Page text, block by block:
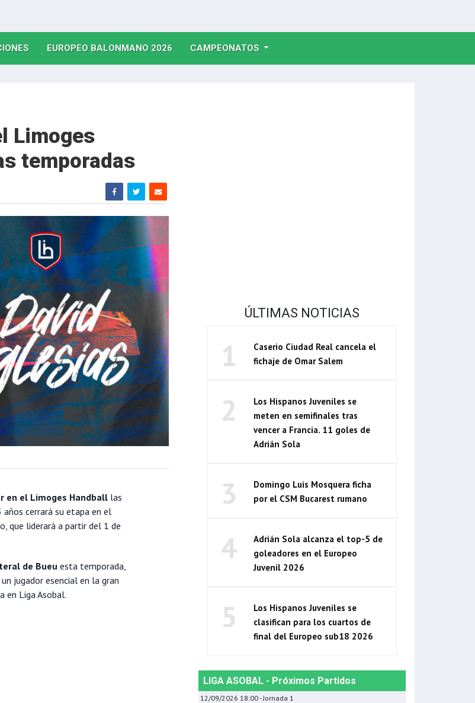
(CURRENT)
EUROPEO BALONMANO 2026(CURRENT)
CAMPEONATOS
Limoges
temporadas
en el Limoges Handball las
cerrará su etapa en el
que liderará a partir del 1 de
de Bueu esta temporada,
jugador esencial en la gran
en Liga Asobal.
ÚLTIMAS NOTICIAS
1
Caserio Ciudad Real cancela el
fichaje de Omar Salem
2
Los Hispanos Juveniles se
meten en semifinales tras
vencer a Francia. 11 goles de
Adrián Sola
3
Domingo Luis Mosquera ficha
por el CSM Bucarest rumano
4
Adrián Sola alcanza el top-5 de
goleadores en el Europeo
Juvenil 2026
5
Los Hispanos Juveniles se
clasifican para los cuartos de
final del Europeo sub18 2026
LIGA ASOBAL - Próximos Partidos
12/09/2026 18:00- Jornada 1